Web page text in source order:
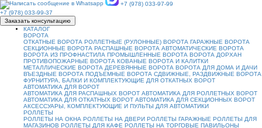
+7 (978) 033-97-99
+7 (978) 033-99-37
Заказать консультацию
КАТАЛОГ
ВОРОТА
ОТКАТНЫЕ ВОРОТА РОЛЛЕТНЫЕ (РУЛОННЫЕ) ВОРОТА ГАРАЖНЫЕ ВОРОТА
СЕКЦИОННЫЕ ВОРОТА РАСПАШНЫЕ ВОРОТА АВТОМАТИЧЕСКИЕ ВОРОТА
ВОРОТА ИЗ ПРОФНАСТИЛА ПРОМЫШЛЕННЫЕ ВОРОТА ВОРОТА ДОРХАН
ПРОТИВОПОЖАРНЫЕ ВОРОТА КОВАНЫЕ ВОРОТА И КАЛИТКИ
МЕТАЛЛИЧЕСКИЕ ВОРОТА ДЕРЕВЯННЫЕ ВОРОТА ВОРОТА ДЛЯ ДОМА И ДАЧИ
ВЪЕЗДНЫЕ ВОРОТА ПОДЪЕМНЫЕ ВОРОТА СДВИЖНЫЕ, РАЗДВИЖНЫЕ ВОРОТА
ФУРНИТУРА, БАЛКИ И КОМПЛЕКТУЮЩИЕ ДЛЯ ОТКАТНЫХ ВОРОТ
АВТОМАТИКА ДЛЯ ВОРОТ
АВТОМАТИКА ДЛЯ РАСПАШНЫХ ВОРОТ АВТОМАТИКА ДЛЯ РОЛЛЕТНЫХ ВОРОТ
АВТОМАТИКА ДЛЯ ОТКАТНЫХ ВОРОТ АВТОМАТИКА ДЛЯ СЕКЦИОННЫХ ВОРОТ
АКСЕССУАРЫ, КОМПЛЕКТУЮЩИЕ И ПУЛЬТЫ ДЛЯ АВТОМАТИКИ
РОЛЛЕТЫ
РОЛЛЕТЫ НА ОКНА РОЛЛЕТЫ НА ДВЕРИ РОЛЛЕТЫ ГАРАЖНЫЕ РОЛЛЕТЫ ДЛЯ
МАГАЗИНОВ РОЛЛЕТЫ ДЛЯ КАФЕ РОЛЛЕТЫ НА ТОРГОВЫЕ ПАВИЛЬОНЫ